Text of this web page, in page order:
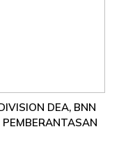
DEA, BNN